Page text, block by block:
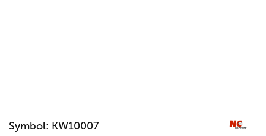
Symbol: KW10007